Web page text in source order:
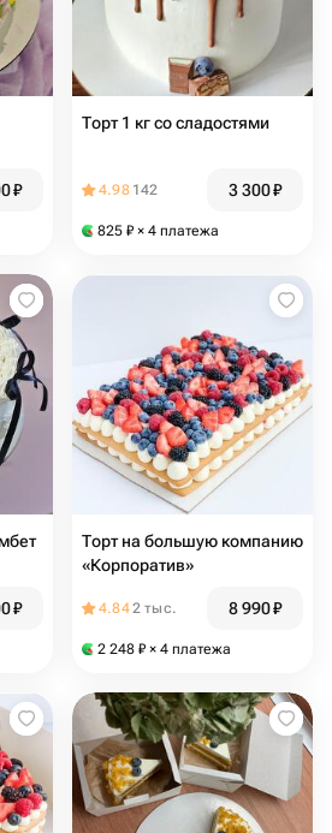
₽
Торт 1 кг со сладостями
4.98 142 3 300₽
825 ₽ × 4 платежа
₽
Торт на большую компанию
«Корпоратив»
4.842 тыс. 8 990₽
2 248 ₽ × 4 платежа